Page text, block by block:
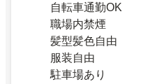
自転車通勤OK
職場内禁煙
髪型髪色自由
服装自由
駐車場あり